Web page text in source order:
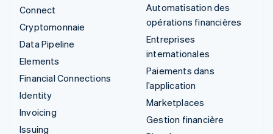
Connect
Cryptomonnaie
Data Pipeline
Elements
Financial Connections
Identity
Invoicing
Issuing
Automatisation des
opérations financières
Entreprises
internationales
Paiements dans
l’application
Marketplaces
Gestion financière